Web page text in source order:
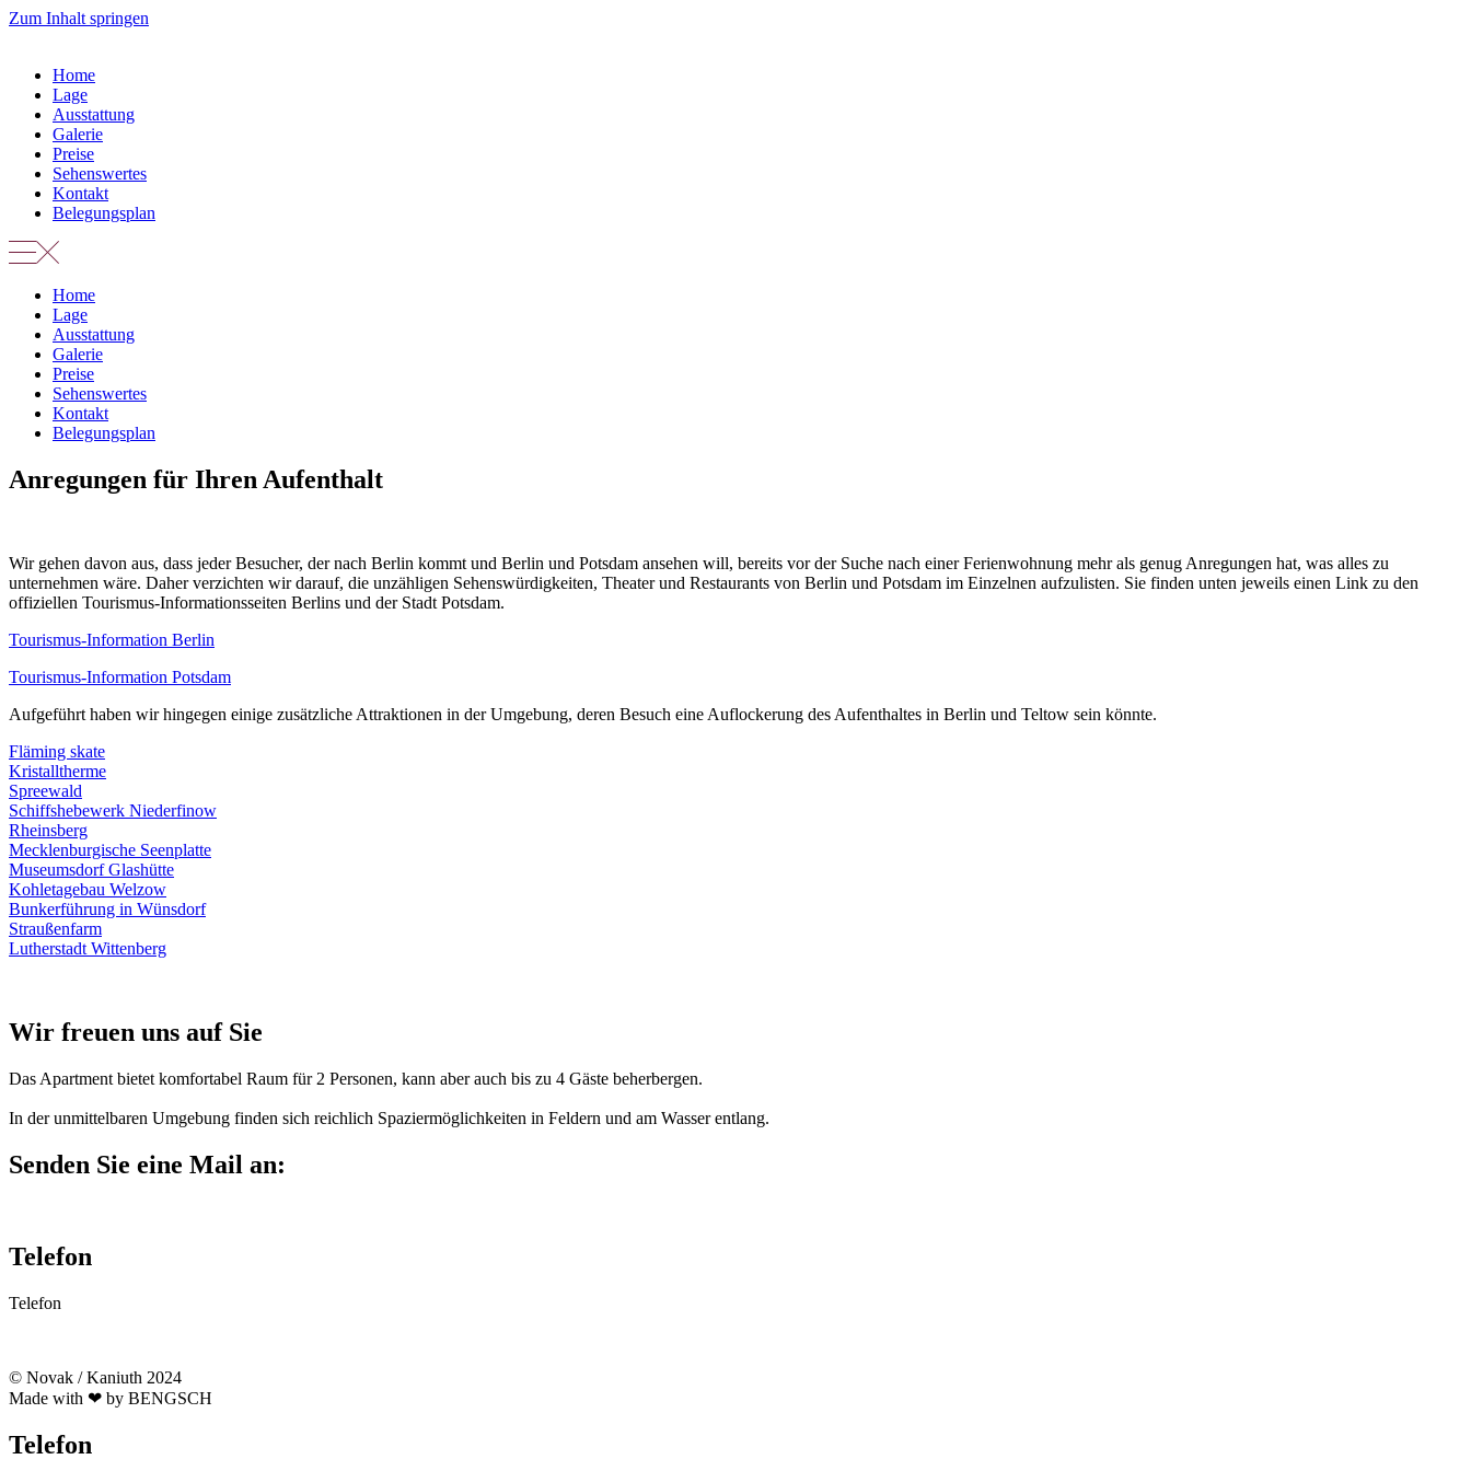
Zum Inhalt springen
Home
Lage
Ausstattung
Galerie
Preise
Sehenswertes
Kontakt
Belegungsplan
Home
Lage
Ausstattung
Galerie
Preise
Sehenswertes
Kontakt
Belegungsplan
Anregungen für Ihren Aufenthalt
Wir gehen davon aus, dass jeder Besucher, der nach Berlin kommt und Berlin und Potsdam ansehen will, bereits vor der Suche nach einer Ferienwohnung mehr als genug Anregungen hat, was alles zu
unternehmen wäre. Daher verzichten wir darauf, die unzähligen Sehenswürdigkeiten, Theater und Restaurants von Berlin und Potsdam im Einzelnen aufzulisten. Sie finden unten jeweils einen Link zu den
offiziellen Tourismus-Informationsseiten Berlins und der Stadt Potsdam.
Tourismus-Information Berlin
Tourismus-Information Potsdam
Aufgeführt haben wir hingegen einige zusätzliche Attraktionen in der Umgebung, deren Besuch eine Auflockerung des Aufenthaltes in Berlin und Teltow sein könnte.
Fläming skate
Kristalltherme
Spreewald
Schiffshebewerk Niederfinow
Rheinsberg
Mecklenburgische Seenplatte
Museumsdorf Glashütte
Kohletagebau Welzow
Bunkerführung in Wünsdorf
Straußenfarm
Lutherstadt Wittenberg
Wir freuen uns auf Sie
Das Apartment bietet komfortabel Raum für 2 Personen, kann aber auch bis zu 4 Gäste beherbergen.
In der unmittelbaren Umgebung finden sich reichlich Spaziermöglichkeiten in Feldern und am Wasser entlang.
Senden Sie eine Mail an:
Telefon
Telefon
© Novak / Kaniuth 2024
Made with ❤ by BENGSCH
Telefon